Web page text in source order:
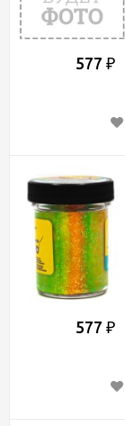
577 ₽
577 ₽